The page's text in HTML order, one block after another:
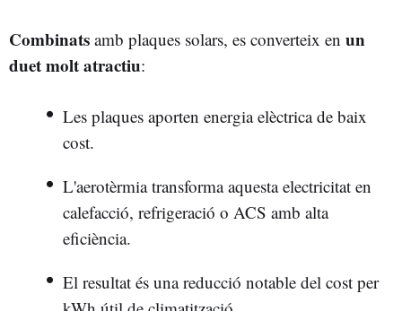
Combinats amb plaques solars, es converteix en un
duet molt atractiu:
Les plaques aporten energia elèctrica de baix
cost.
L'aerotèrmia transforma aquesta electricitat en
calefacció, refrigeració o ACS amb alta
eficiència.
El resultat és una reducció notable del cost per